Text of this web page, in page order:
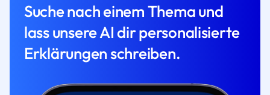
Suche nach einem Thema und
lass unsere AI dir personalisierte
Erklärungen schreiben.